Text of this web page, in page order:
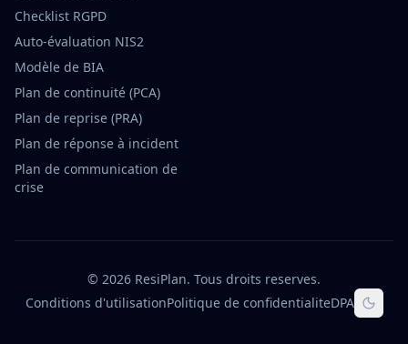
Checklist RGPD
Auto-évaluation NIS2
Modèle de BIA
Plan de continuité (PCA)
Plan de reprise (PRA)
Plan de réponse à incident
Plan de communication de
crise
© 2026 ResiPlan. Tous droits reserves.
Conditions d'utilisationPolitique de confidentialiteDPA